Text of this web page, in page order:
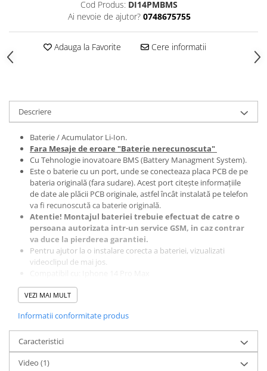
Folii protectie Ceas
Huawei / Honor
Iphone
Iphone
Samsung
Samsung
Huawei / Honor
Oppo / Realme
Huse tip Carte
Huawei / Honor
Iphone
Motorola
Oppo / Realme
Samsung
Xiaomi
Cod Produs: DI14PMBMS
Ai nevoie de ajutor? 0748675755
Adauga la Favorite Cere informatii
Descriere
Baterie / Acumulator Li-Ion.
Fara Mesaje de eroare "Baterie nerecunoscuta"
Cu Tehnologie inovatoare BMS (Battery Managment System).
Este o baterie cu un port, unde se conecteaza placa PCB de pe
bateria originală (fara sudare). Acest port citește informațiile
de date ale plăcii PCB originale, astfel încât instalată pe telefon
va fi recunoscută ca baterie originală.
Atentie! Montajul bateriei trebuie efectuat de catre o
persoana autorizata intr-un service GSM, in caz contrar
va duce la pierderea garantiei.
Pentru ajutor la o instalare corecta a bateriei, vizualizati
videoclipul de mai jos.
Capacitate: 4323 mAh.
Tip ambalaj: Blister
intre acestea si produsul respectiv.
VEZI MAI MULT
Informatii conformitate produs
Caracteristici
Video (1)